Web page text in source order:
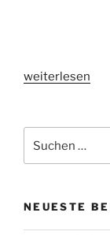
Talk
aka
Amusement
weiterlesen
nach:
NEUESTE